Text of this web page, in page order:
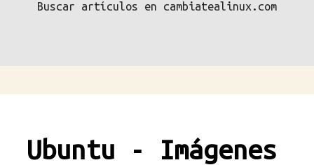
Buscar artículos en cambiatealinux.com
Ubuntu - Imágenes